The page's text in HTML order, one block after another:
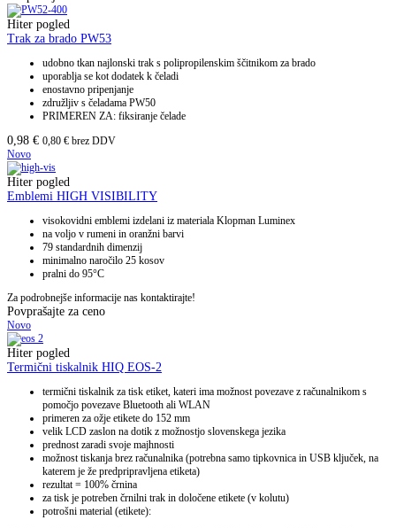
Hiter pogled
Trak za brado PW53
udobno tkan najlonski trak s polipropilenskim ščitnikom za brado
uporablja se kot dodatek k čeladi
enostavno pripenjanje
združljiv s čeladama PW50
PRIMEREN ZA: fiksiranje čelade
0,98 € 0,80 € brez DDV
Novo
Hiter pogled
Emblemi HIGH VISIBILITY
visokovidni emblemi izdelani iz materiala Klopman Luminex
na voljo v rumeni in oranžni barvi
79 standardnih dimenzij
minimalno naročilo 25 kosov
pralni do 95°C
Za podrobnejše informacije nas kontaktirajte!
Povprašajte za ceno
Novo
Hiter pogled
Termični tiskalnik HIQ EOS-2
termični tiskalnik za tisk etiket, kateri ima možnost povezave z računalnikom s
pomočjo povezave Bluetooth ali WLAN
primeren za ožje etikete do 152 mm
velik LCD zaslon na dotik z možnostjo slovenskega jezika
prednost zaradi svoje majhnosti
možnost tiskanja brez računalnika (potrebna samo tipkovnica in USB ključek, na
katerem je že predpripravljena etiketa)
rezultat = 100% črnina
za tisk je potreben črnilni trak in določene etikete (v kolutu)
potrošni material (etikete):